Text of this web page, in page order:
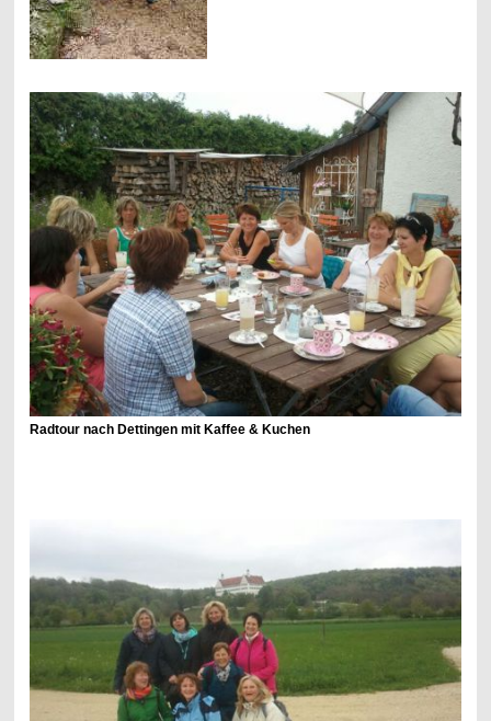
Radtour nach Dettingen mit Kaffee & Kuchen